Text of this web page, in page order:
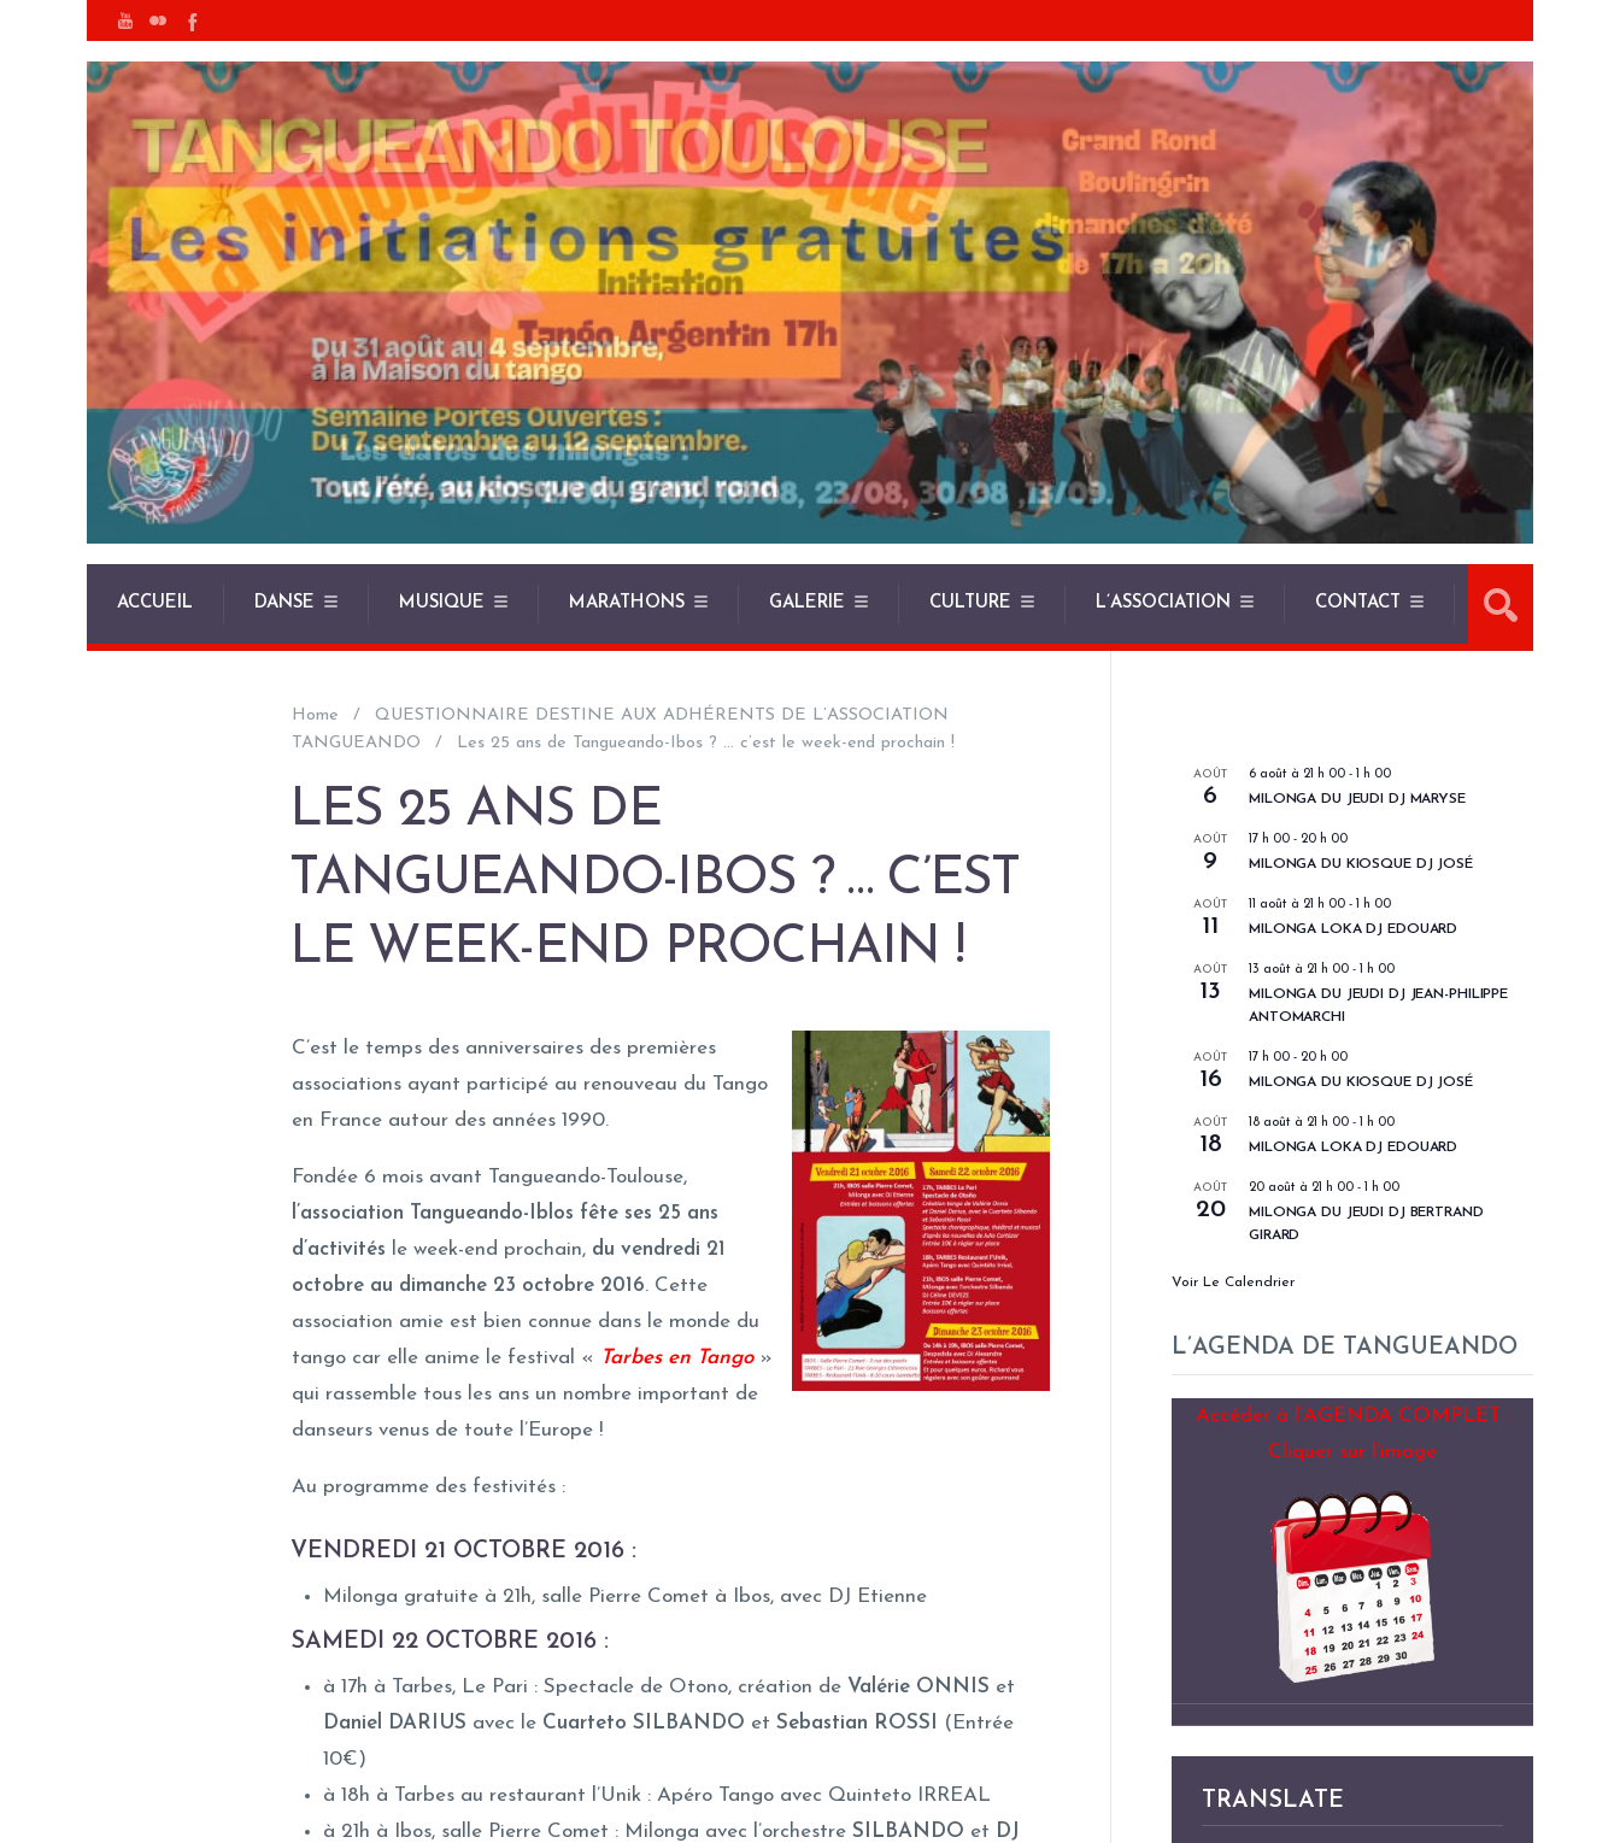
ACCUEIL DANSE MUSIQUE MARATHONS GALERIE CULTURE L’ASSOCIATION CONTACT
Home
QUESTIONNAIRE DESTINE AUX ADHÉRENTS DE L’ASSOCIATION
TANGUEANDO
Les 25 ans de Tangueando-Ibos ? … c’est le week-end prochain !
LES 25 ANS DE
TANGUEANDO-IBOS ? … C’EST
LE WEEK-END PROCHAIN !
C’est le temps des anniversaires des premières
associations ayant participé au renouveau du Tango
en France autour des années 1990.
Fondée 6 mois avant Tangueando-Toulouse,
l’association Tangueando-Iblos fête ses 25 ans
d’activités le week-end prochain, du vendredi 21
octobre au dimanche 23 octobre 2016. Cette
association amie est bien connue dans le monde du
tango car elle anime le festival « Tarbes en Tango»
qui rassemble tous les ans un nombre important de
danseurs venus de toute l’Europe !
Au programme des festivités :
VENDREDI 21 OCTOBRE 2016 :
Milonga gratuite à 21h, salle Pierre Comet à Ibos, avec DJ Etienne
SAMEDI 22 OCTOBRE 2016 :
à 17h à Tarbes, Le Pari : Spectacle de Otono, création de Valérie ONNIS et
Daniel DARIUS avec le Cuarteto SILBANDO et Sebastian ROSSI
(Entrée
10€)
à 18h à Tarbes au restaurant l’Unik : Apéro Tango avec Quinteto IRREAL
à 21h à Ibos, salle Pierre Comet : Milonga avec l’orchestre SILBANDO et DJ
AOÛT
6
6 août à 21 h 00 - 1 h 00
MILONGA DU JEUDI DJ MARYSE
AOÛT
9
17 h 00 - 20 h 00
MILONGA DU KIOSQUE DJ JOSÉ
AOÛT
11
11 août à 21 h 00 - 1 h 00
MILONGA LOKA DJ EDOUARD
AOÛT
13
13 août à 21 h 00 - 1 h 00
MILONGA DU JEUDI DJ JEAN-PHILIPPE
ANTOMARCHI
AOÛT
16
17 h 00 - 20 h 00
MILONGA DU KIOSQUE DJ JOSÉ
AOÛT
18
18 août à 21 h 00 - 1 h 00
MILONGA LOKA DJ EDOUARD
AOÛT
20
20 août à 21 h 00 - 1 h 00
MILONGA DU JEUDI DJ BERTRAND
GIRARD
Voir Le Calendrier
L’AGENDA DE TANGUEANDO
Accéder à l’AGENDA COMPLET :
Cliquer sur l’image
TRANSLATE